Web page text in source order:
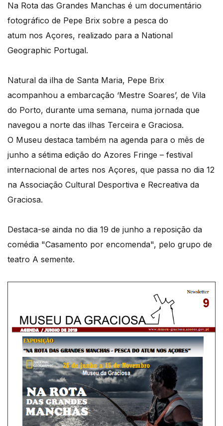
Na Rota das Grandes Manchas é um documentário
fotográfico de Pepe Brix sobre a pesca do
atum nos Açores, realizado para a National
Geographic Portugal.
Natural da ilha de Santa Maria, Pepe Brix
acompanhou a embarcação ‘Mestre Soares’, de Vila
do Porto, durante uma semana, numa jornada que
navegou a norte das ilhas Terceira e Graciosa.
O Museu destaca também na agenda para o mês de
junho a sétima edição do Azores Fringe – festival
internacional de artes nos Açores, que passa no dia 12
na Associação Cultural Desportiva e Recreativa da
Graciosa.
Destaca-se ainda no dia 19 de junho a reposição da
comédia "Casamento por encomenda", pelo grupo de
teatro A semente.